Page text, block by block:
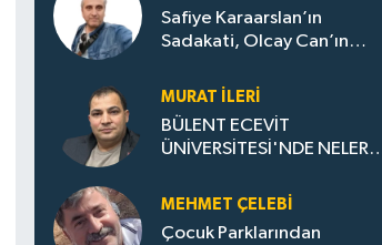
Safiye Karaarslan’ın
Sadakati, Olcay Can’ın
Zonguldak’ta Yeni Dönemi..
MURAT İLERI
BÜLENT ECEVİT
ÜNİVERSİTESİ'NDE NELER
MEHMET ÇELEBI
Çocuk Parklarından